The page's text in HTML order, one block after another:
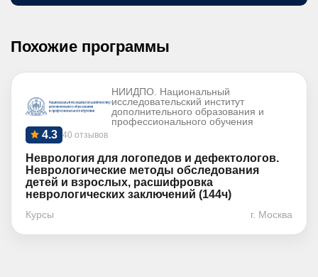
Похожие программы
НИИДПО. Национальный
исследовательский институт
дополнительного образования и
профессионального обучения
40 отзывов
4.3
Неврология для логопедов и дефектологов.
Неврологические методы обследования
детей и взрослых, расшифровка
неврологических заключений (144ч)
Курсы г. Москва